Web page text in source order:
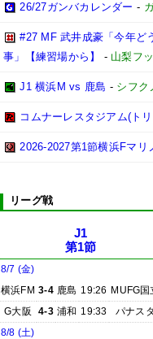
26/27ガンバカレンダー -
#27 MF 武井成豪「今年ど
事」【練習場から】
- 山梨フ
J1 横浜M vs 鹿島 - シフク
コムナーレスタジアム(ト
2026-2027第1節横浜Fマリ
リーグ戦
J1
第1節
8/7 (金)
横浜FM 3-4 鹿島 19:26 MUFG国
G大阪
4-3 浦和 19:33
パナスタ
8/8 (土)